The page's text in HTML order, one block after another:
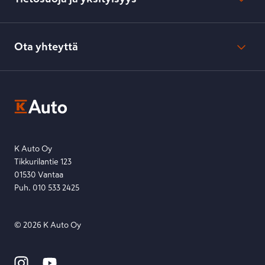
Verkkokaupan peruuttamisilmoitus
Saavutettavuus
Kesko-konsernin verkkoselailurekisteri
K-Ryhmän evästekäytännöt
Ota yhteyttä
Etsi toimipiste
K Auto Oy
Tikkurilantie 123
01530 Vantaa
Puh. 010 533 2425
© 2026 K Auto Oy